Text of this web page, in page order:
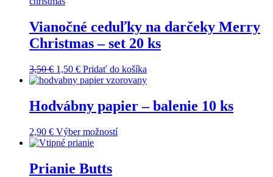
Vianočné ceduľky na darčeky Merry
Christmas – set 20 ks
3,50€ 1,50 € Pridať do košíka
Hodvábny papier – balenie 10 ks
2,90 € Výber možností
Prianie Butts